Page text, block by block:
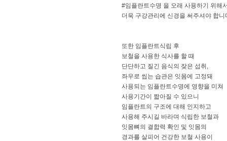
#임플란트수명 을 오래 사용하기 위해
더욱 구강관리에 신경을 써주셔야 합니
또한 임플란트식립 후
보철을 사용한 식사를 할 때
단단하고 질긴 음식의 잦은 섭취,
좌우로 씹는 습관은 잇몸에 고정돼
사용되는 임플란트수명에 영향을 미쳐
사용기간이 짧아질 수 있으니
임플란트의 구조에 대해 인지하고
사용해 주시길 바라며 식립한 보철과
잇몸뼈의 결합력 확인 및 잇몸의
경과를 살피어 건강한 보철 사용이